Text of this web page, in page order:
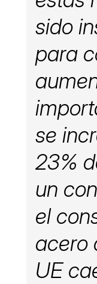
sido
para
se
23%
un
el
acero
UE